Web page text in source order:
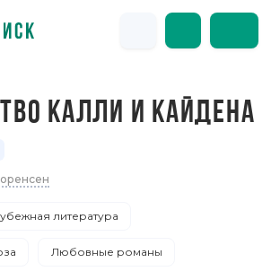
КАЛЛИ И КАЙДЕНА
литература
Любовные романы